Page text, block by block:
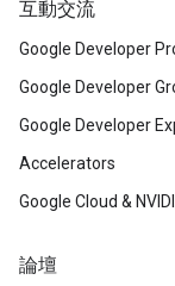
互動交流
Google Developer
Google Developer
Google Developer
Accelerators
Google Cloud &
論壇